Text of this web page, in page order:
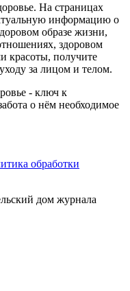
На страницах
информацию о
образе жизни,
здоровом
красоты, получите
за лицом и телом.
- ключ к
о нём необходимое
обработки
дом журнала